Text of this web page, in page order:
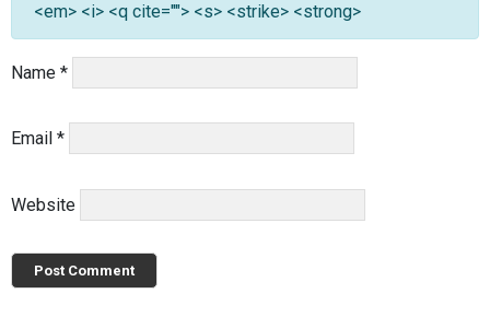
<em> <i> <q cite=""> <s> <strike> <strong>
Name *
Email *
Website